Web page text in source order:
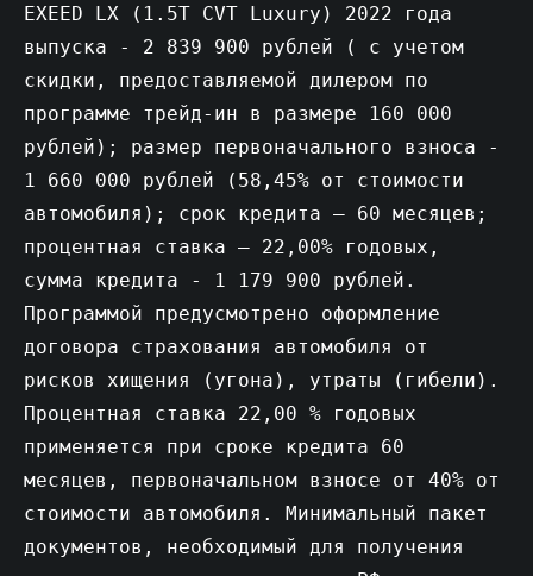
EXEED LX (1.5T CVT Luxury) 2022 года
выпуска - 2 839 900 рублей ( с учетом
скидки, предоставляемой дилером по
программе трейд-ин в размере 160 000
рублей); размер первоначального взноса -
1 660 000 рублей (58,45% от стоимости
автомобиля); срок кредита – 60 месяцев;
процентная ставка – 22,00% годовых,
сумма кредита - 1 179 900 рублей.
Программой предусмотрено оформление
договора страхования автомобиля от
рисков хищения (угона), утраты (гибели).
Процентная ставка 22,00 % годовых
применяется при сроке кредита 60
месяцев, первоначальном взносе от 40% от
стоимости автомобиля. Минимальный пакет
документов, необходимый для получения